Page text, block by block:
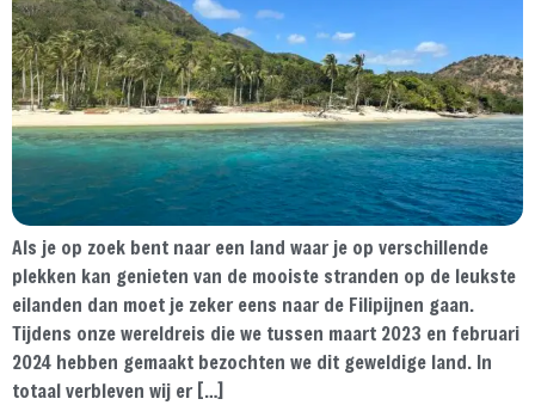
Als je op zoek bent naar een land waar je op verschillende
plekken kan genieten van de mooiste stranden op de leukste
eilanden dan moet je zeker eens naar de Filipijnen gaan.
Tijdens onze wereldreis die we tussen maart 2023 en februari
2024 hebben gemaakt bezochten we dit geweldige land. In
totaal verbleven wij er […]